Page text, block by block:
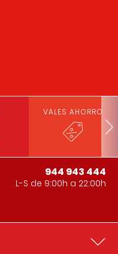
VALES AHORRO
944 943 444
L-S de 9:00h a 22:00h